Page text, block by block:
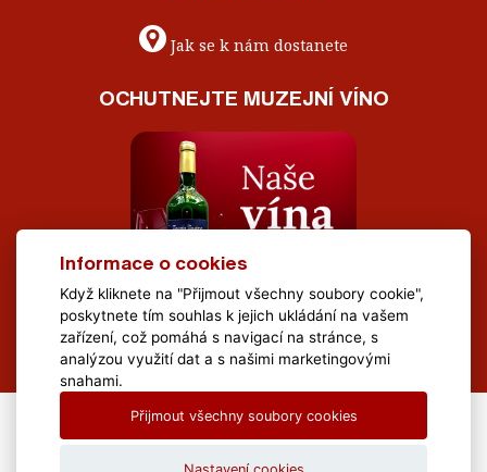
Jak se k nám dostanete
OCHUTNEJTE MUZEJNÍ VÍNO
All Rights Reserved Muzeum Brněnska © 2020, Webdesign by
Informace o cookies
Když kliknete na "Přijmout všechny soubory cookie",
poskytnete tím souhlas k jejich ukládání na vašem
zařízení, což pomáhá s navigací na stránce, s
analýzou využití dat a s našimi marketingovými
snahami.
Přijmout všechny soubory cookies